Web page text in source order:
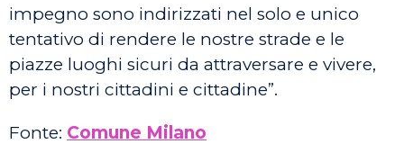
impegno sono indirizzati nel solo e unico
tentativo di rendere le nostre strade e le
piazze luoghi sicuri da attraversare e vivere,
per i nostri cittadini e cittadine”.
Fonte: Comune Milano